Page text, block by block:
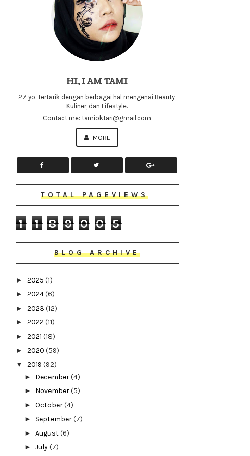
HI, I AM TAMI
27 yo. Tertarik dengan berbagai hal mengenai Beauty,
Kuliner, dan Lifestyle.
Contact me: tamioktari@gmail.com
MORE
TOTAL PAGEVIEWS
1 1 8 9 0 0 5
BLOG ARCHIVE
► 2025 (1)
► 2024(6)
► 2023 (12)
► 2022 (11)
► 2021 (18)
► 2020 (59)
▼ 2019 (92)
► December(4)
► November(5)
►October(4)
► September(7)
►August(6)
►July(7)